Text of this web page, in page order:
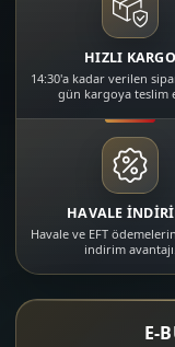
HIZLI KARGO
14:30'a kadar verilen
gün kargoya teslim
HAVALE
Havale ve EFT
indirim avantajı.
E-